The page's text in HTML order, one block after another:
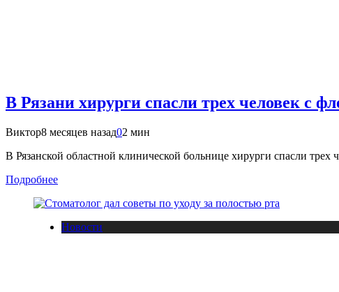
В Рязани хирурги спасли трех человек с
Виктор8 месяцев назад02 мин
В Рязанской областной клинической больнице хирурги спасли
Подробнее
Новости